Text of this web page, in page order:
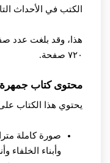
الكتب في الأحداث
هذا، وقد بلغت عدد
٧٢٠ صفحة.
محتوى كتاب
يحتوي هذا الكتاب
صورة كاملة
وأبناء الخلفاء